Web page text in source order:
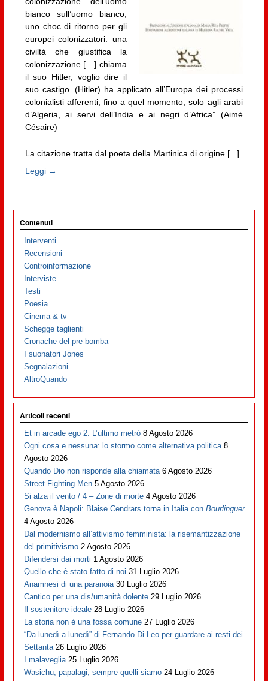
bianco sull’uomo bianco,
uno choc di ritorno per gli
europei colonizzatori: una
civiltà che giustifica la
colonizzazione […] chiama
il suo Hitler, voglio dire il
suo castigo. (Hitler) ha applicato all’Europa dei processi
colonialisti afferenti, fino a quel momento, solo agli arabi
d’Algeria, ai servi dell’India e ai negri d’Africa” (Aimé
Césaire)
La citazione tratta dal poeta della Martinica di origine [...]
Leggi →
Contenuti
Interventi
Recensioni
Controinformazione
Interviste
Testi
Poesia
Cinema & tv
Schegge taglienti
Cronache del pre-bomba
I suonatori Jones
Segnalazioni
AltroQuando
Articoli recenti
Et in arcade ego 2: L’ultimo metrò 8 Agosto 2026
Ogni cosa e nessuna: lo stormo come alternativa politica 8
Agosto 2026
Quando Dio non risponde alla chiamata 6 Agosto 2026
Street Fighting Men 5 Agosto 2026
Si alza il vento / 4 – Zone di morte 4 Agosto 2026
Genova è Napoli: Blaise Cendrars torna in Italia conBourlinguer
4 Agosto 2026
Dal modernismo all’attivismo femminista: la risemantizzazione
del primitivismo 2 Agosto 2026
Difendersi dai morti 1 Agosto 2026
Quello che è stato fatto di noi 31 Luglio 2026
Anamnesi di una paranoia 30 Luglio 2026
Cantico per una dis/umanità dolente 29 Luglio 2026
Il sostenitore ideale 28 Luglio 2026
La storia non è una fossa comune 27 Luglio 2026
“Da lunedì a lunedì” di Fernando Di Leo per guardare ai resti dei
Settanta 26 Luglio 2026
I malaveglia 25 Luglio 2026
Wasichu, papalagi, sempre quelli siamo 24 Luglio 2026